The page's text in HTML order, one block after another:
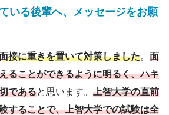
いる後輩へ、メッセージをお願
接に重きを置いて対策しました。 面
ることができるように明るく、ハキ
であると思います。 上智大学の直前
することで、上智大学での試験は全